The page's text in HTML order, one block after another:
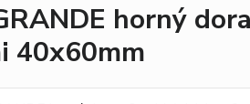
horný
40x60mm